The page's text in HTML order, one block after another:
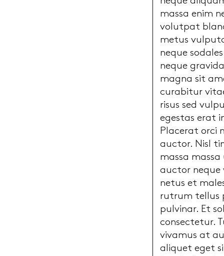
massa enim
volutpat
metus
neque
neque
magna sit
curabitur
risus sed
egestas erat
Placerat orci
auctor. Nisl
massa
auctor neque
netus et
rutrum tellus
pulvinar. Et
consectetur.
vivamus at
aliquet eget